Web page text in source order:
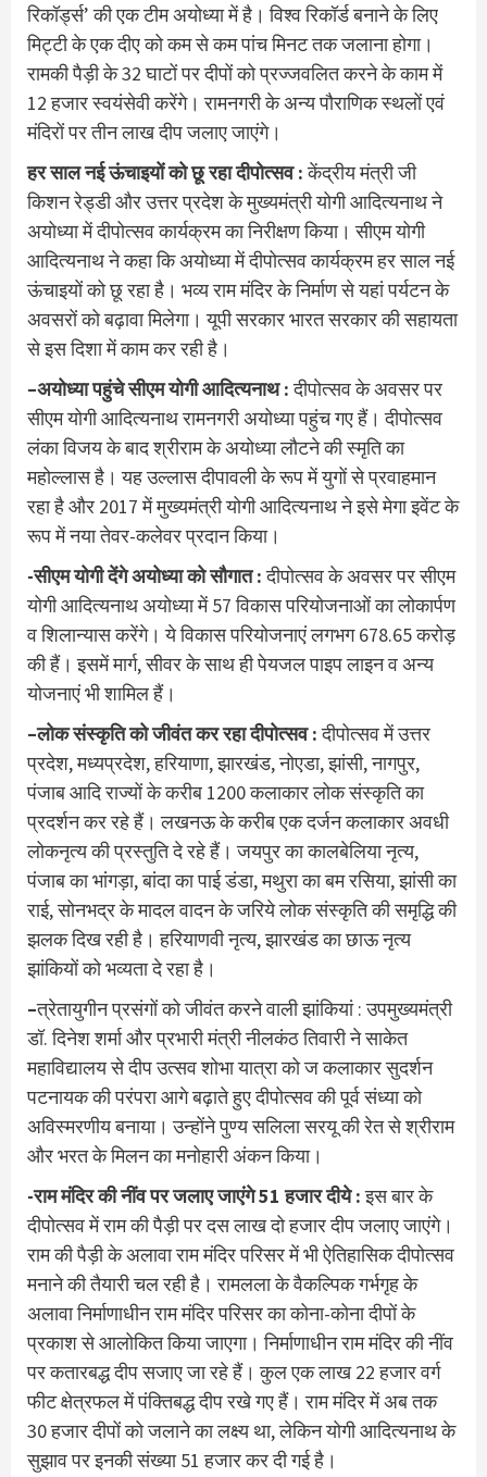
रिकॉर्ड्स’ की एक टीम अयोध्या में है। विश्व रिकॉर्ड बनाने के लिए
मिट्टी के एक दीए को कम से कम पांच मिनट तक जलाना होगा।
रामकी पैड़ी के 32 घाटों पर दीपों को प्रज्जवलित करने के काम में
12 हजार स्वयंसेवी करेंगे। रामनगरी के अन्य पौराणिक स्थलों एवं
मंदिरों पर तीन लाख दीप जलाए जाएंगे।
हर साल नई ऊंचाइयों को छू रहा दीपोत्सव :केंद्रीय मंत्री जी
किशन रेड्डी और उत्तर प्रदेश के मुख्यमंत्री योगी आदित्यनाथ ने
अयोध्या में दीपोत्सव कार्यक्रम का निरीक्षण किया। सीएम योगी
आदित्यनाथ ने कहा कि अयोध्या में दीपोत्सव कार्यक्रम हर साल नई
ऊंचाइयों को छू रहा है। भव्य राम मंदिर के निर्माण से यहां पर्यटन के
अवसरों को बढ़ावा मिलेगा। यूपी सरकार भारत सरकार की सहायता
से इस दिशा में काम कर रही है।
–अयोध्या पहुंचे सीएम योगी आदित्यनाथ :दीपोत्सव के अवसर पर
सीएम योगी आदित्यनाथ रामनगरी अयोध्या पहुंच गए हैं। दीपोत्सव
लंका विजय के बाद श्रीराम के अयोध्या लौटने की स्मृति का
महोल्लास है। यह उल्लास दीपावली के रूप में युगों से प्रवाहमान
रहा है और 2017 में मुख्यमंत्री योगी आदित्यनाथ ने इसे मेगा इवेंट के
रूप में नया तेवर-कलेवर प्रदान किया।
-सीएम योगी देंगे अयोध्या को सौगात :दीपोत्सव के अवसर पर सीएम
योगी आदित्यनाथ अयोध्या में 57 विकास परियोजनाओं का लोकार्पण
व शिलान्यास करेंगे। ये विकास परियोजनाएं लगभग 678.65 करोड़
की हैं। इसमें मार्ग, सीवर के साथ ही पेयजल पाइप लाइन व अन्य
योजनाएं भी शामिल हैं।
–लोक संस्कृति को जीवंत कर रहा दीपोत्सव :दीपोत्सव में उत्तर
प्रदेश, मध्यप्रदेश, हरियाणा, झारखंड, नोएडा, झांसी, नागपुर,
पंजाब आदि राज्यों के करीब 1200 कलाकार लोक संस्कृति का
प्रदर्शन कर रहे हैं। लखनऊ के करीब एक दर्जन कलाकार अवधी
लोकनृत्य की प्रस्तुति दे रहे हैं। जयपुर का कालबेलिया नृत्य,
पंजाब का भांगड़ा, बांदा का पाई डंडा, मथुरा का बम रसिया, झांसी का
राई, सोनभद्र के मादल वादन के जरिये लोक संस्कृति की समृद्धि की
झलक दिख रही है। हरियाणवी नृत्य, झारखंड का छाऊ नृत्य
झांकियों को भव्यता दे रहा है।
–त्रेतायुगीन प्रसंगों को जीवंत करने वाली झांकियां : उपमुख्यमंत्री
डॉ. दिनेश शर्मा और प्रभारी मंत्री नीलकंठ तिवारी ने साकेत
महाविद्यालय से दीप उत्सव शोभा यात्रा को ज कलाकार सुदर्शन
पटनायक की परंपरा आगे बढ़ाते हुए दीपोत्सव की पूर्व संध्या को
अविस्मरणीय बनाया। उन्होंने पुण्य सलिला सरयू की रेत से श्रीराम
और भरत के मिलन का मनोहारी अंकन किया।
-राम मंदिर की नींव पर जलाए जाएंगे 51 हजार दीये :इस बार के
दीपोत्सव में राम की पैड़ी पर दस लाख दो हजार दीप जलाए जाएंगे।
राम की पैड़ी के अलावा राम मंदिर परिसर में भी ऐतिहासिक दीपोत्सव
मनाने की तैयारी चल रही है। रामलला के वैकल्पिक गर्भगृह के
अलावा निर्माणाधीन राम मंदिर परिसर का कोना-कोना दीपों के
प्रकाश से आलोकित किया जाएगा। निर्माणाधीन राम मंदिर की नींव
पर कतारबद्ध दीप सजाए जा रहे हैं। कुल एक लाख 22 हजार वर्ग
फीट क्षेत्रफल में पंक्तिबद्ध दीप रखे गए हैं। राम मंदिर में अब तक
30 हजार दीपों को जलाने का लक्ष्य था, लेकिन योगी आदित्यनाथ के
सुझाव पर इनकी संख्या 51 हजार कर दी गई है।